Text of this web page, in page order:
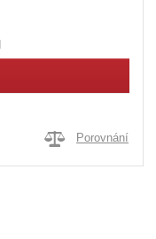
Porovnání